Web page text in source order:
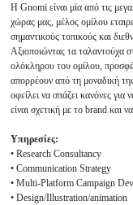
H Gnomi είναι μία από τις
χώρας μας, μέλος ομίλου
σημαντικούς τοπικούς και
Αξιοποιώντας τα ταλαντούχα
ολόκληρου του ομίλου,
απορρέουν από τη μοναδική
οφείλει να σπάζει κανόνες
είναι σχετική με το brand και
Υπηρεσίες:
• Research Consultancy
• Communication Strategy
• Multi-Platform Campaign
• Design/Illustration/animation